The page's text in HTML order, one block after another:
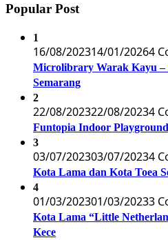
Popular Post
1
16/08/202314/01/20264
Microlibrary Warak Kayu –
Semarang
2
22/08/202322/08/20234
Funtopia Indoor
3
03/07/202303/07/20234
Kota Lama dan Kota Toea
4
01/03/202301/03/20233
Kota Lama “Little
Kece